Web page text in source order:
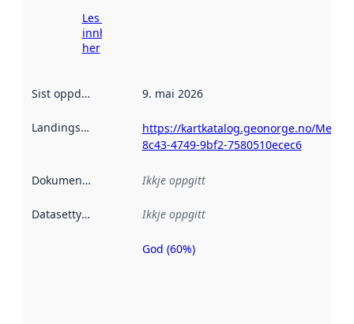
Les meir om
innhenting
her
Sist oppdatert 9. mai 2026
Landingsside
https://kartkatalog.geonorge.no/
8c43-4749-9bf2-7580510ecec6
Dokumentasjon Ikkje oppgitt
Datasettype Ikkje oppgitt
Metadatakvalitet
God (60%)